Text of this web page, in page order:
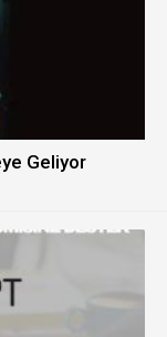
Geliyor